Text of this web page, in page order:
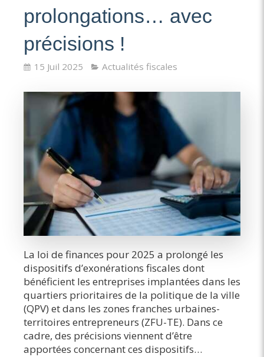
prolongations… avec
précisions !
15 Juil 2025 Actualités fiscales
La loi de finances pour 2025 a prolongé les
dispositifs d’exonérations fiscales dont
bénéficient les entreprises implantées dans les
quartiers prioritaires de la politique de la ville
(QPV) et dans les zones franches urbaines-
territoires entrepreneurs (ZFU-TE). Dans ce
cadre, des précisions viennent d’être
apportées concernant ces dispositifs…